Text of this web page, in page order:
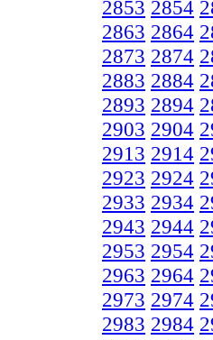
2853 2854
2863 2864
2873 2874
2883 2884
2893 2894
2903 2904
2913 2914
2923 2924
2933 2934
2943 2944
2953 2954
2963 2964
2973 2974
2983 2984